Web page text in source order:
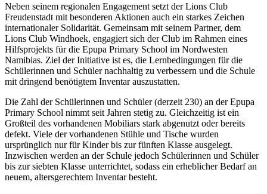
Neben seinem regionalen Engagement setzt der Lions Club
Freudenstadt mit besonderen Aktionen auch ein starkes Zeichen
internationaler Solidarität. Gemeinsam mit seinem Partner, dem
Lions Club Windhoek, engagiert sich der Club im Rahmen eines
Hilfsprojekts für die Epupa Primary School im Nordwesten
Namibias. Ziel der Initiative ist es, die Lernbedingungen für die
Schülerinnen und Schüler nachhaltig zu verbessern und die Schule
mit dringend benötigtem Inventar auszustatten.
Die Zahl der Schülerinnen und Schüler (derzeit 230) an der Epupa
Primary School nimmt seit Jahren stetig zu. Gleichzeitig ist ein
Großteil des vorhandenen Mobiliars stark abgenutzt oder bereits
defekt. Viele der vorhandenen Stühle und Tische wurden
ursprünglich nur für Kinder bis zur fünften Klasse ausgelegt.
Inzwischen werden an der Schule jedoch Schülerinnen und Schüler
bis zur siebten Klasse unterrichtet, sodass ein erheblicher Bedarf an
neuem, altersgerechtem Inventar besteht.